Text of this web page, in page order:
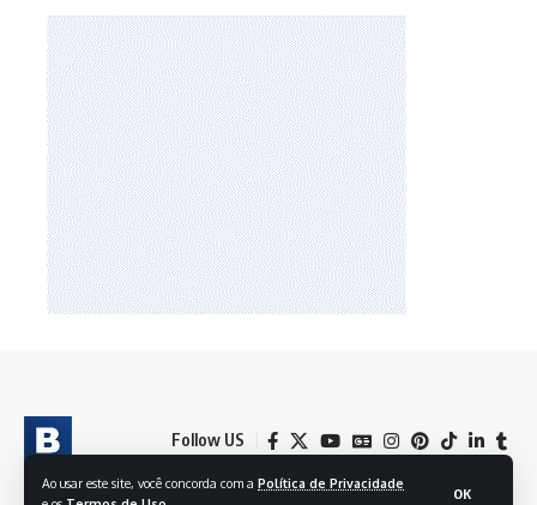
Ao usar este site, você concorda com a Política de Privacidade
OK
Follow US